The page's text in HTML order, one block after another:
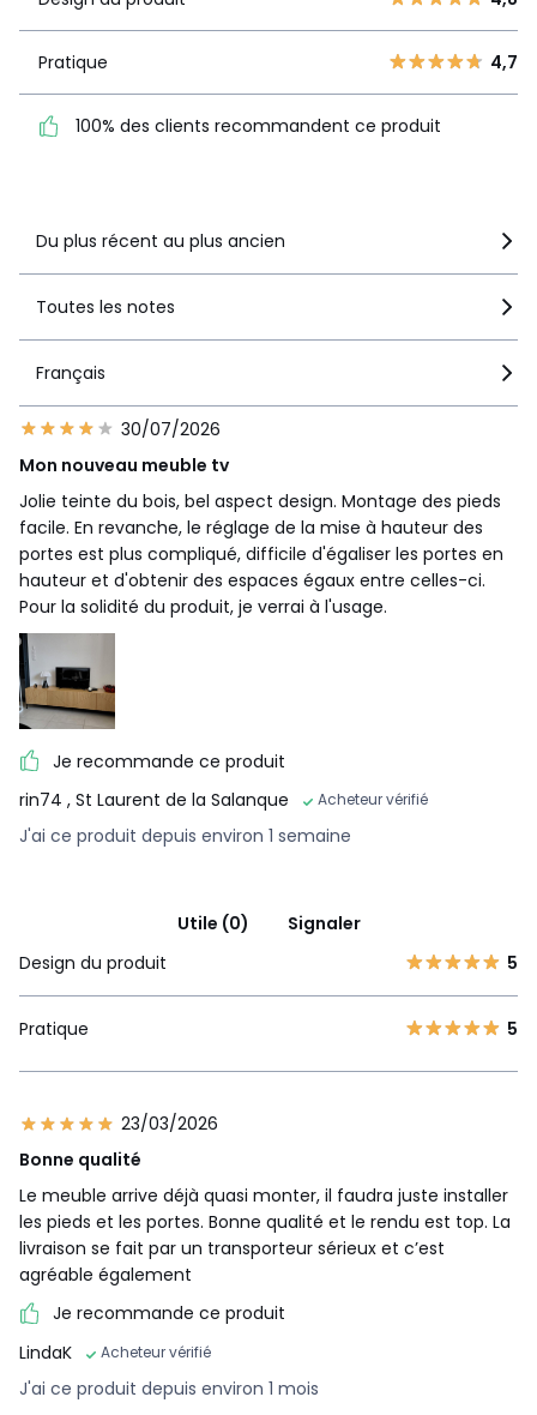
1 0
2
3 1
recommandent ce produit
Pratique 4,7
100% des clients recommandent ce produit
Du plus récent au plus ancien
Toutes les notes
Français
30/07/2026
Mon nouveau meuble tv
Jolie teinte du bois, bel aspect design. Montage des pieds
facile. En revanche, le réglage de la mise à hauteur des
portes est plus compliqué, difficile d'égaliser les portes en
hauteur et d'obtenir des espaces égaux entre celles-ci.
Pour la solidité du produit, je verrai à l'usage.
Je recommande ce produit
rin74 , St Laurent de la Salanque Acheteur vérifié
J'ai ce produit depuis environ 1 semaine
Utile (0)
Signaler
Design du produit
5
Pratique 5
23/03/2026
Bonne qualité
Le meuble arrive déjà quasi monter, il faudra juste installer
les pieds et les portes. Bonne qualité et le rendu est top. La
livraison se fait par un transporteur sérieux et c’est
agréable également
Je recommande ce produit
LindaK
Acheteur vérifié
J'ai ce produit depuis environ 1 mois